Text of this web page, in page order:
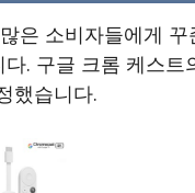
은 소비자들에게
. 구글 크롬 케스
했습니다.